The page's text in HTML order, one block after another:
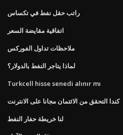
راتب حقل نفط في تكساس
اتفاقية مقايضة السعر
ملاحظات تداول الفوركس
لماذا يتاجر النفط بالدولار؟
Turkcell hisse senedi alınır mı
كندا التحقق من الائتمان مجانا على الانترنت
لنا خريطة حفار النفط